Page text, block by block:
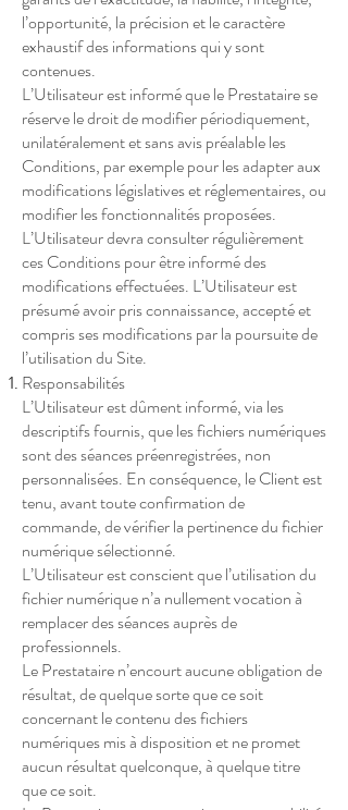
l’opportunité, la précision et le caractère
exhaustif des informations qui y sont
contenues.
L’Utilisateur est informé que le Prestataire se
réserve le droit de modifier périodiquement,
unilatéralement et sans avis préalable les
Conditions, par exemple pour les adapter aux
modifications législatives et réglementaires, ou
modifier les fonctionnalités proposées.
L’Utilisateur devra consulter régulièrement
ces Conditions pour être informé des
modifications effectuées. L’Utilisateur est
présumé avoir pris connaissance, accepté et
compris ses modifications par la poursuite de
l’utilisation du Site.
Responsabilités
L’Utilisateur est dûment informé, via les
descriptifs fournis, que les fichiers numériques
sont des séances préenregistrées, non
personnalisées. En conséquence, le Client est
tenu, avant toute confirmation de
commande, de vérifier la pertinence du fichier
numérique sélectionné.
L’Utilisateur est conscient que l’utilisation du
fichier numérique n’a nullement vocation à
remplacer des séances auprès de
professionnels.
Le Prestataire n’encourt aucune obligation de
résultat, de quelque sorte que ce soit
concernant le contenu des fichiers
numériques mis à disposition et ne promet
aucun résultat quelconque, à quelque titre
que ce soit.